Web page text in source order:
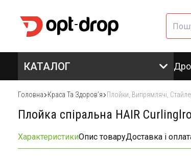
КАТАЛОГ
Головна Краса Та Здоровʼя Плойки, Випрямлячі,
Плойка спіральна HAIR
ХарактеристикиОпис товаруДоставка і